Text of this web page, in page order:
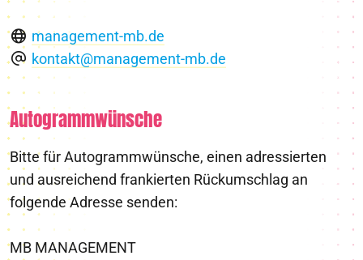
management-mb.de
kontakt@management-mb.de
Autogrammwünsche
Bitte für Autogrammwünsche, einen adressierten
und ausreichend frankierten Rückumschlag an
folgende Adresse senden:
MB MANAGEMENT